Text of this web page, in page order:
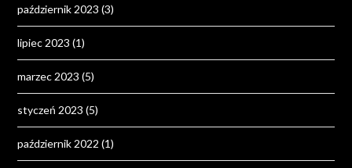
październik 2023 (3)
lipiec 2023 (1)
marzec 2023 (5)
styczeń 2023 (5)
październik 2022 (1)